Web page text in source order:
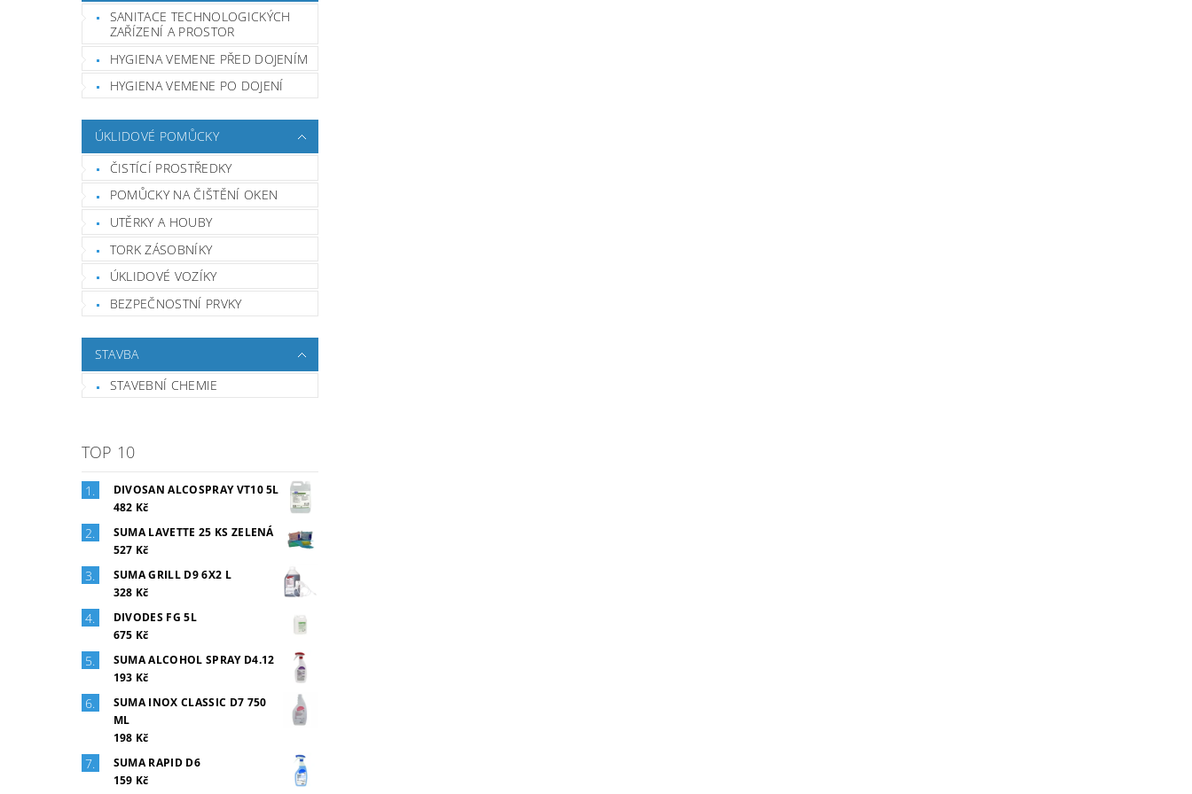
SANITACE TECHNOLOGICKÝCH
ZAŘÍZENÍ A PROSTOR
HYGIENA VEMENE PŘED DOJENÍM
HYGIENA VEMENE PO DOJENÍ
ÚKLIDOVÉ POMŮCKY
ČISTÍCÍ PROSTŘEDKY
POMŮCKY NA ČIŠTĚNÍ OKEN
UTĚRKY A HOUBY
TORK ZÁSOBNÍKY
ÚKLIDOVÉ VOZÍKY
BEZPEČNOSTNÍ PRVKY
STAVBA
STAVEBNÍ CHEMIE
TOP 10
DIVOSAN ALCOSPRAY VT10 5L
482 Kč
SUMA LAVETTE 25 KS ZELENÁ
527 Kč
SUMA GRILL D9 6X2 L
328 Kč
DIVODES FG 5L
675 Kč
SUMA ALCOHOL SPRAY D4.12
193 Kč
SUMA INOX CLASSIC D7 750
ML
198 Kč
SUMA RAPID D6
159 Kč